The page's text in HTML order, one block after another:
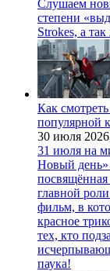
Слушаем
степени
Strokes, а
Как
популярной
30 июля
31 июля на
Новый день»
главной
фильм, в
красное
тех, кто
паука!